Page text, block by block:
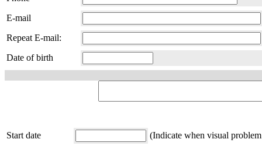
E-mail
Repeat E-mail:
Date of birth
Start date (Indicate when visual